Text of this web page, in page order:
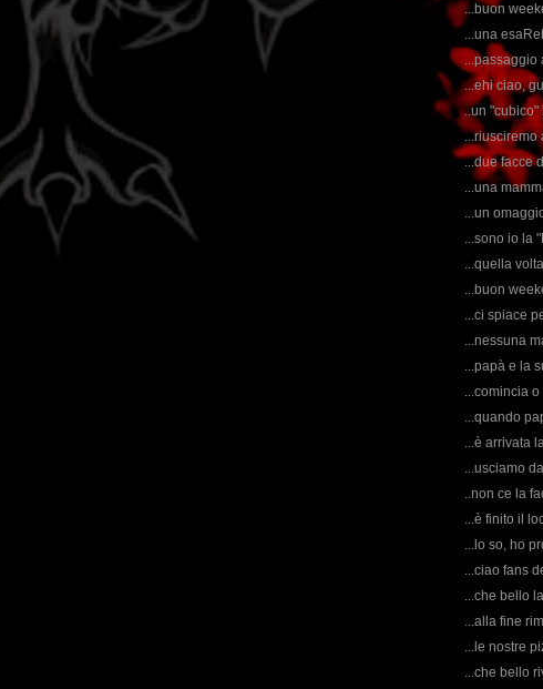
...buon
...una
...passaggio
...ehi ciao,
..un "cubico"
...riusciremo
...due facce
...una
...un
...sono io la
...quella
...buon
...ci spiace
...nessuna
...papà e la
...comincia
...quando
...è arrivata
...usciamo
..non ce la
...è finito il
...lo so, ho
...ciao fans
...che bello
...alla fine
...le nostre
...che bello